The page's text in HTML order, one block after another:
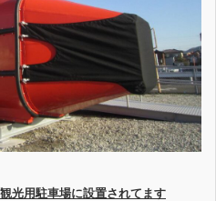
光用駐車場に設置されてます